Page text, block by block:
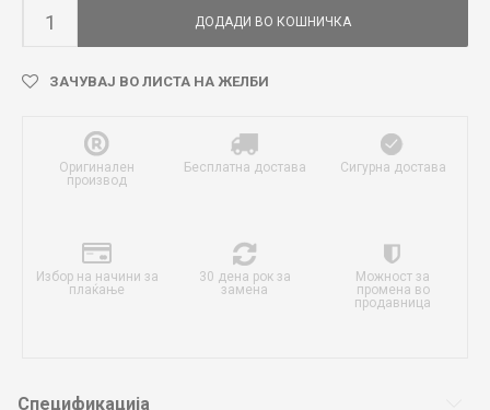
ДОДАДИ ВО КОШНИЧКА
ЗАЧУВАЈ ВО ЛИСТА НА ЖЕЛБИ
Оригинален
производ
Бесплатна достава Сигурна достава
Избор на начини за
плаќање
30 дена рок за
замена
Можност за
промена во
продавница
Спецификација